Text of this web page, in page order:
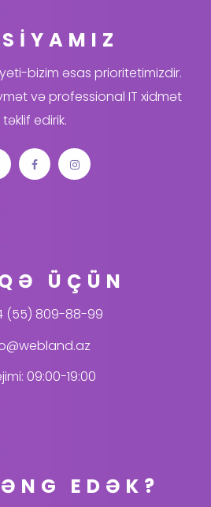
bizim əsas prioritetimizdir.
və professional IT xidmət
təklif edirik.
ÜÇÜN
(55) 809-88-99
09:00-19:00
EDƏK?